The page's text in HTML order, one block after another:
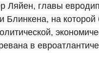
Ляйен, главы
Блинкена, на которой
в